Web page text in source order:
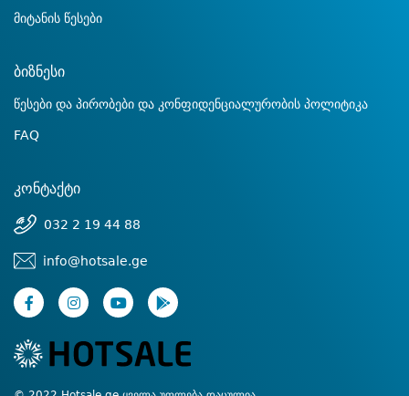
მიტანის წესები
ბიზნესი
წესები და პირობები და კონფიდენციალურობის პოლიტიკა
FAQ
კონტაქტი
032 2 19 44 88
info@hotsale.ge